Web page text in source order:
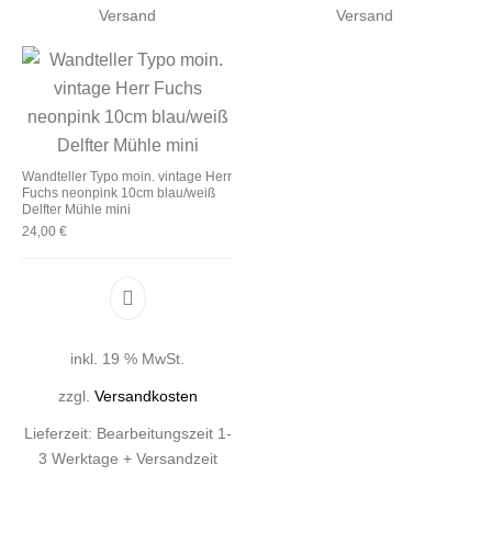
Versand
Versand
Wandteller Typo moin. vintage Herr
Fuchs neonpink 10cm blau/weiß
Delfter Mühle mini
24,00 €
inkl. 19 % MwSt.
zzgl. Versandkosten
Lieferzeit: Bearbeitungszeit 1-
3 Werktage + Versandzeit